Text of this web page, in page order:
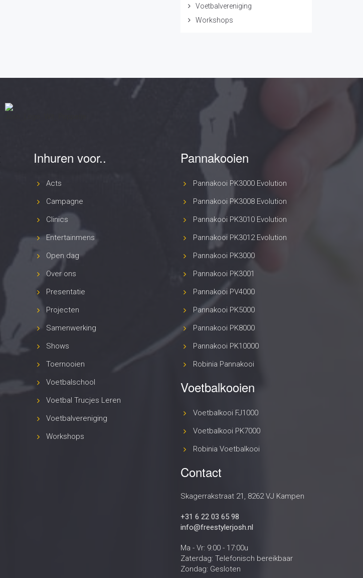
Voetbalvereniging
Workshops
Inhuren voor..
Acts
Campagne
Clinics
Entertainmens
Open dag
Over ons
Presentatie
Projecten
Samenwerking
Shows
Toernooien
Voetbalschool
Voetbal Trucjes Leren
Voetbalvereniging
Workshops
Pannakooien
Pannakooi PK3000 Evolution
Pannakooi PK3008 Evolution
Pannakooi PK3010 Evolution
Pannakooi PK3012 Evolution
Pannakooi PK3000
Pannakooi PK3001
Pannakooi PV4000
Pannakooi PK5000
Pannakooi PK8000
Pannakooi PK10000
Robinia Pannakooi
Voetbalkooien
Voetbalkooi FJ1000
Voetbalkooi PK7000
Robinia Voetbalkooi
Contact
Skagerrakstraat 21, 8262 VJ Kampen
+31 6 22 03 65 98
info@freestylerjosh.nl
Ma - Vr: 9:00 - 17:00u
Zaterdag: Telefonisch bereikbaar
Zondag: Gesloten